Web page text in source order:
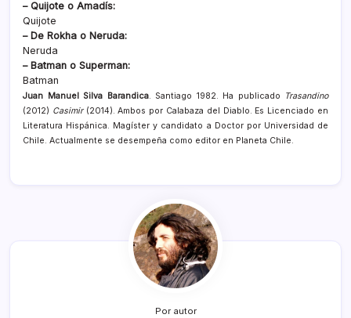
– Quijote o Amadís:
Quijote
– De Rokha o Neruda:
Neruda
– Batman o Superman:
Batman
Juan Manuel Silva Barandica. Santiago 1982. Ha publicado
Trasandino
(2012) Casimir(2014). Ambos por Calabaza del Diablo. Es Licenciado en
Literatura Hispánica. Magíster y candidato a Doctor por Universidad de
Chile. Actualmente se desempeña como editor en Planeta Chile.
Por autor